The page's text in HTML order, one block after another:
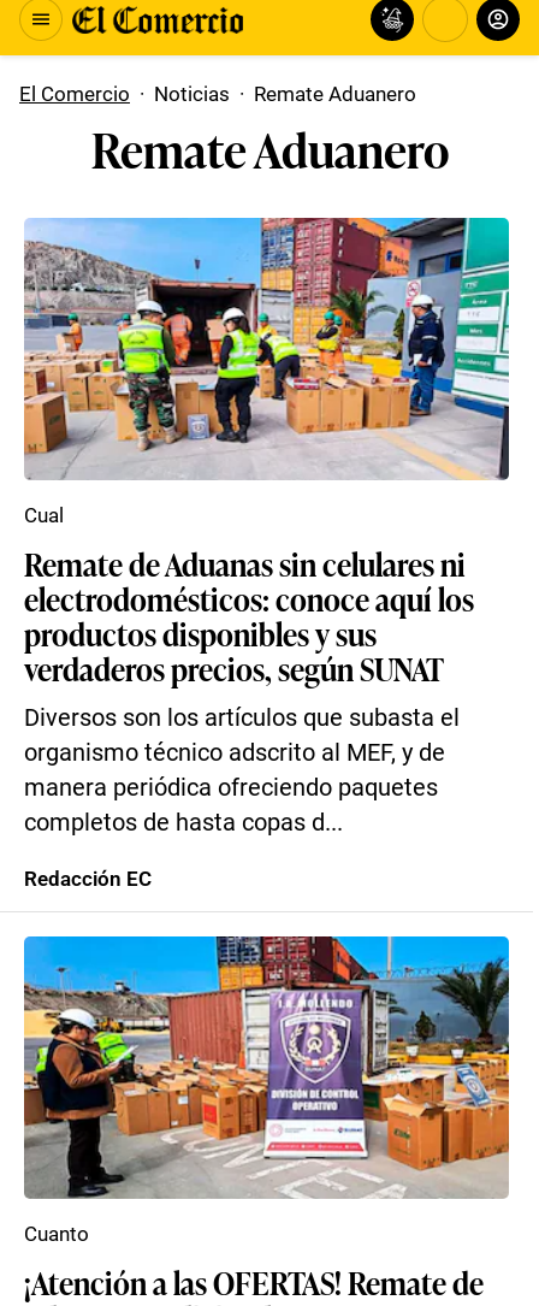
El Comercio · Noticias · Remate Aduanero
Remate Aduanero
Remate de Aduanas sin celulares ni
electrodomésticos: conoce aquí los
productos disponibles y sus
verdaderos precios, según SUNAT
Diversos son los artículos que subasta el
organismo técnico adscrito al MEF, y de
manera periódica ofreciendo paquetes
completos de hasta copas d...
Cual
Redacción EC
¡Atención a las OFERTAS! Remate de
Cuanto